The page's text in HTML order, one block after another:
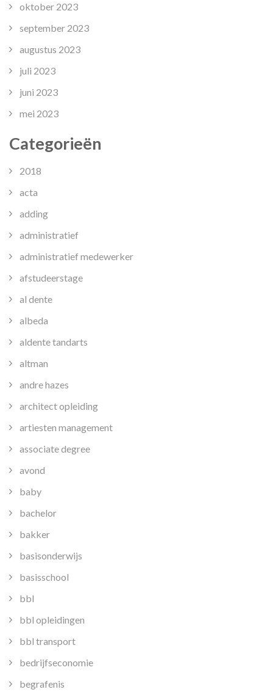
oktober 2023
september 2023
augustus 2023
juli 2023
juni 2023
mei 2023
Categorieën
2018
acta
adding
administratief
administratief medewerker
afstudeerstage
al dente
albeda
aldente tandarts
altman
andre hazes
architect opleiding
artiesten management
associate degree
avond
baby
bachelor
bakker
basisonderwijs
basisschool
bbl
bbl opleidingen
bbl transport
bedrijfseconomie
begrafenis